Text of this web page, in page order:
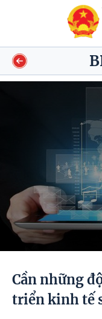
Voices
Shorts video
Longform
Infographics
Photos
Cần những
triển kinh tế